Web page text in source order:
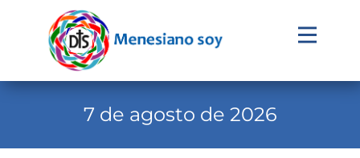
Evangelio
7 de agosto de 2026